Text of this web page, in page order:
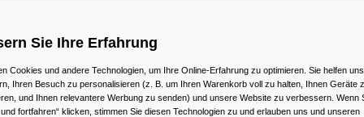
Sie Ihre Erfahrung
Cookies und andere Technologien, um Ihre Online-Erfahrung zu optimieren. Sie helfen
Ihren Besuch zu personalisieren (z. B. um Ihren Warenkorb voll zu halten, Ihnen Geräte
und Ihnen relevantere Werbung zu senden) und unsere Website zu verbessern. Wenn
und fortfahren“ klicken, stimmen Sie diesen Technologien zu und erlauben uns und unseren